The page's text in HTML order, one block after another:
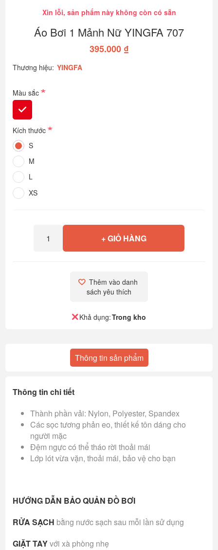
Xin lỗi, sản phẩm này không còn có sẵn
Áo Bơi 1 Mảnh Nữ YINGFA 707
395.000 ₫
Thương hiệu: YINGFA
Màu sắc*
Kích thước*
S
M
L
XS
+ GIỎ HÀNG
Thêm vào danh
sách yêu thích
Khả dụng:Trong kho
Thông tin sản phẩm
Thông tin chi tiết
Thành phần vải: Nylon, Polyester, Spandex
Các sọc tương phản eo, thiết kế tôn dáng cho
người mặc
Đệm ngực có thể tháo rời thoải mái
Lớp lót vừa vặn, thoải mái, bảo vệ cho bạn
HƯỚNG DẪN BẢO QUẢN ĐỒ BƠI
RỬA SẠCH bằng nước sạch sau mỗi lần sử dụng
GIẶT TAYvới xà phòng nhẹ